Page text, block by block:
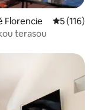
Florencie Průměrné
5 (116)
terasou